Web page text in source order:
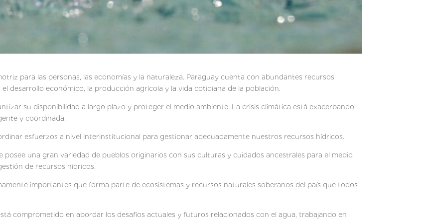
para las personas, las economías y la naturaleza. Paraguay cuenta con abundantes recursos
desarrollo económico, la producción agrícola y la vida cotidiana de la población.
su disponibilidad a largo plazo y proteger el medio ambiente. La crisis climática está exacerbando
y coordinada.
esfuerzos a nivel interinstitucional para gestionar adecuadamente nuestros recursos hídricos.
posee una gran variedad de pueblos originarios con sus culturas y cuidados ancestrales para el medio
de recursos hídricos.
importantes que forma parte de ecosistemas y recursos naturales soberanos del país que todos
comprometido en abordar los desafíos actuales y futuros relacionados con el agua, trabajando en